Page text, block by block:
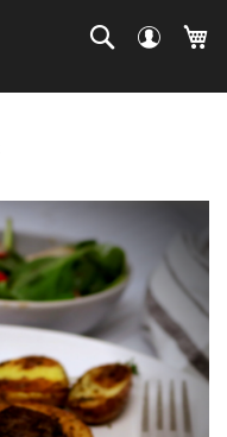
Log
ind
Search